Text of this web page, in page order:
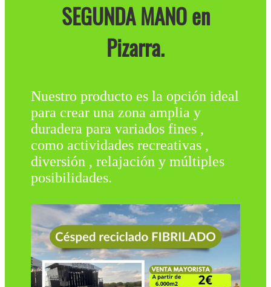
SEGUNDA MANO en
Pizarra.
Nuestro producto es la opción ideal
para crear una zona amplia y
duradera para variados fines ,
como actividades recreativas ,
diversión , relajación y múltiples
posibilidades.